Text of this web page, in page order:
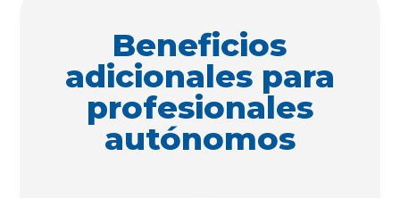
Beneficios
adicionales para
profesionales
autónomos